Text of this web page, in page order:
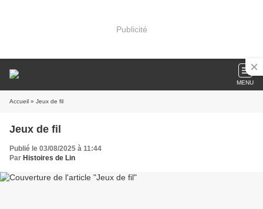
Publicité
MENU
Accueil » Jeux de fil
Jeux de fil
Publié le 03/08/2025 à 11:44
Par Histoires de Lin